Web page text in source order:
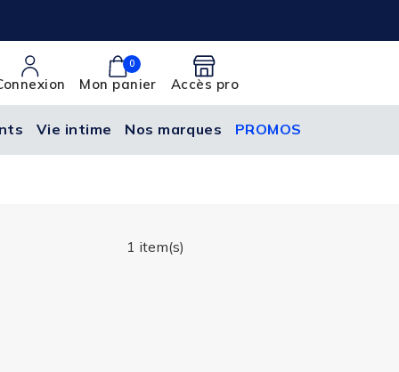
0
Mon panier Accès pro
Vie intime Nos marques PROMOS
1 item(s)